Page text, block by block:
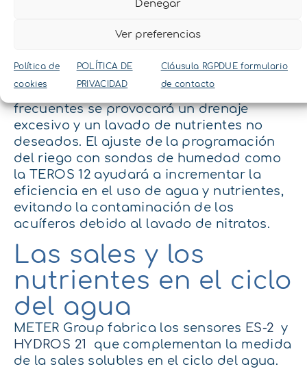
Denegar
Ver preferencias
Política de
cookies
POLÍTICA DE
PRIVACIDAD
Cláusula RGPDUE formulario
de contacto
(TDS, en inglés) proporciona información
agua y los nutrientes en el suelo.
Si los riegos demasiado largos o
frecuentes se provocará un drenaje
excesivo y un lavado de nutrientes no
deseados. El ajuste de la programación
del riego con sondas de humedad como
la TEROS 12 ayudará a incrementar la
eficiencia en el uso de agua y nutrientes,
evitando la contaminación de los
acuíferos debido al lavado de nitratos.
Las sales y los
nutrientes en el ciclo
del agua
METER Group fabrica los sensores ES-2 y
HYDROS 21
que complementan la medida
de la sales solubles en el ciclo del agua.